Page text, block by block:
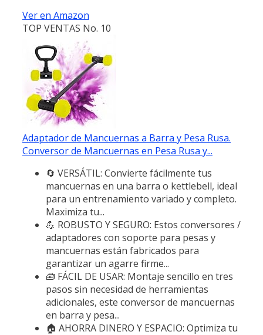
Ver en Amazon
TOP VENTAS No. 10
Adaptador de Mancuernas a Barra y Pesa Rusa.
Conversor de Mancuernas en Pesa Rusa y...
🔄 VERSÁTIL: Convierte fácilmente tus
mancuernas en una barra o kettlebell, ideal
para un entrenamiento variado y completo.
Maximiza tu...
💪 ROBUSTO Y SEGURO: Estos conversores /
adaptadores con soporte para pesas y
mancuernas están fabricados para
garantizar un agarre firme...
🧰 FÁCIL DE USAR: Montaje sencillo en tres
pasos sin necesidad de herramientas
adicionales, este conversor de mancuernas
en barra y pesa...
🏠 AHORRA DINERO Y ESPACIO: Optimiza tu